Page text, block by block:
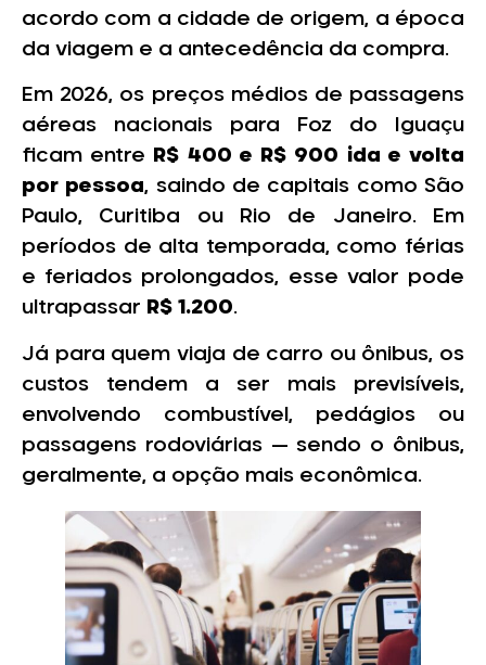
acordo com a cidade de origem, a época
da viagem e a antecedência da compra.
Em 2026, os preços médios de passagens
aéreas nacionais para Foz do Iguaçu
ficam entre
R$ 400 e R$ 900 ida e volta
por pessoa, saindo de capitais como São
Paulo, Curitiba ou Rio de Janeiro. Em
períodos de alta temporada, como férias
e feriados prolongados, esse valor pode
ultrapassar R$ 1.200.
Já para quem viaja de carro ou ônibus, os
custos tendem a ser mais previsíveis,
envolvendo combustível, pedágios ou
passagens rodoviárias — sendo o ônibus,
geralmente, a opção mais econômica.